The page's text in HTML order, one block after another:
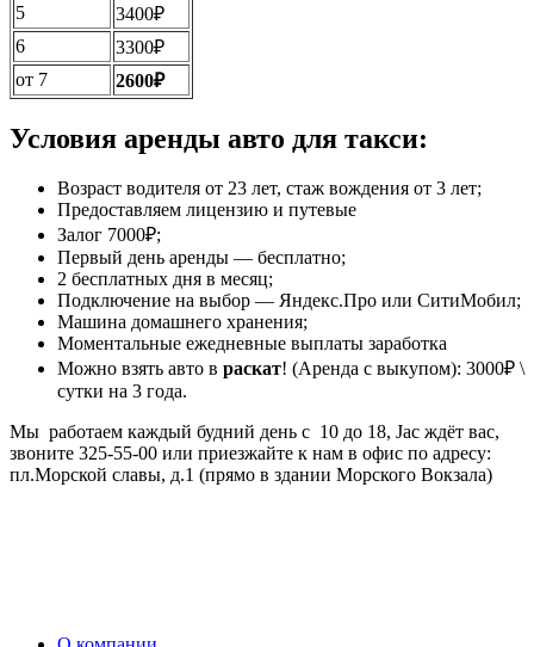
5
3400₽
6
3300₽
от 7
2600₽
Условия аренды авто для такси:
Возраст водителя от 23 лет, стаж вождения от 3 лет;
Предоставляем лицензию и путевые
Залог 7000₽;
Первый день аренды — бесплатно;
2 бесплатных дня в месяц;
Подключение на выбор — Яндекс.Про или СитиМобил;
Машина домашнего хранения;
Моментальные ежедневные выплаты заработка
Можно взять авто в раскат! (Аренда с выкупом): 3000₽ \
сутки на 3 года.
Мы работаем каждый будний день с 10 до 18, Jac ждёт вас,
звоните 325-55-00 или приезжайте к нам в офис по адресу:
пл.Морской славы, д.1 (прямо в здании Морского Вокзала)